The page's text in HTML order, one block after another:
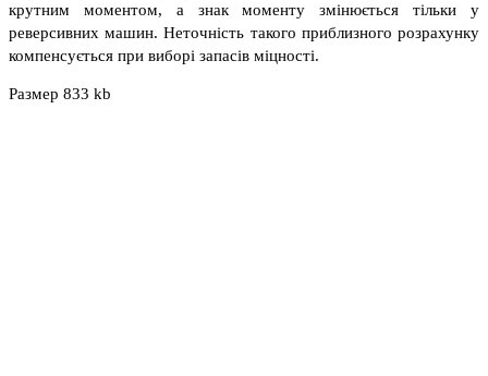
крутним моментом, а знак моменту змінюється тільки у
реверсивних машин. Неточність такого приблизного розрахунку
компенсується при виборі запасів міцності.
Размер 833 kb